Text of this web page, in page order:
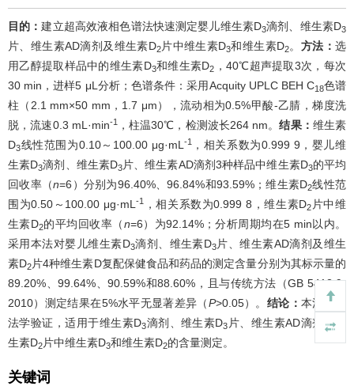
目的：建立超高效液相色谱法快速测定婴儿维生素D3滴剂、维生素D3
片、维生素AD滴剂及维生素D2片中维生素D3和维生素D2。 方法：选
用乙醇提取样品中的维生素D3和维生素D2 ，40℃超声提取3次，每次
30 min，进样5 μL分析；色谱条件：采用Acquity UPLC BEH C18色谱
柱（2.1 mm×50 mm，1.7 μm），流动相为0.5%甲酸-乙腈，梯度洗
脱，流速0.3 mL·min-1，柱温30℃，检测波长264 nm。结果： 维生素
D3线性范围为0.10～100.00 μg·mL -1，相关系数为0.999 9，婴儿维
生素D3滴剂、维生素D3片、维生素AD滴剂3种样品中维生素D3的平均
回收率（n=6）分别为96.40%、96.84%和93.59%；维生素D2线性范
围为0.50～100.00 μg·mL-1 ，相关系数为0.999 8，维生素D2 片中维
生素D2的平均回收率（n=6）为92.14%；分析周期均在5 min以内。
采用本法对婴儿维生素D3滴剂、维生素D3片、维生素AD滴剂及维生
素D2片4种维生素D复配保健食品和药品的测定含量分别为其标示量的
89.20%、99.64%、90.59%和88.60%，且与传统方法（GB 5413.9-
2010）测定结果在5%水平无显著差异（P>0.05）。 结论： 本法经方
法学验证，适用于维生素D3滴剂、维生素D3 片、维生素AD滴剂及维
生素D2片中维生素D3和维生素D2的含量测定。
关键词